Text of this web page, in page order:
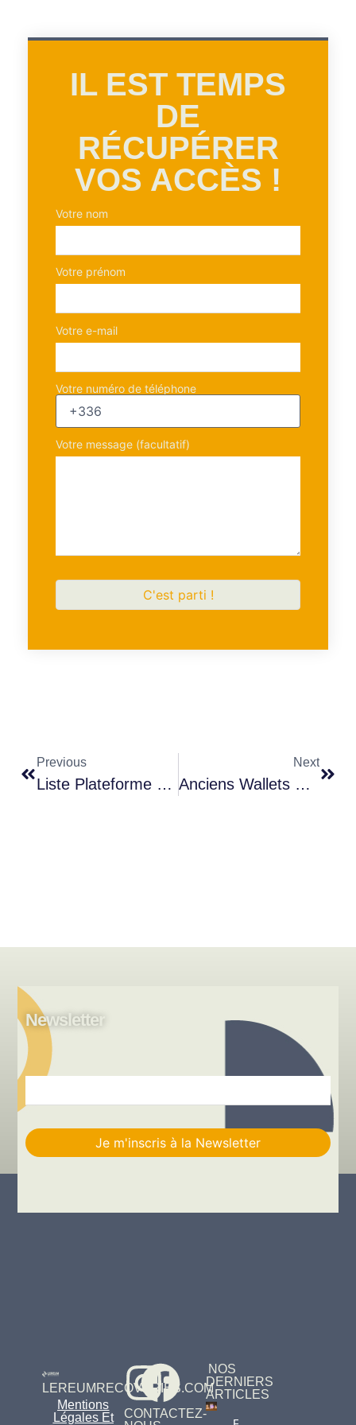
IL EST TEMPS
DE
RÉCUPÉRER
VOS ACCÈS !
Votre nom
Votre prénom
Votre e-mail
Votre numéro de téléphone
Votre message (facultatif)
Previous
Liste Plateforme Crypto PSAN : Sécuriser Et Récupérer Ses Fonds En France
Next
Anciens Wallets Bitcoin (2010-2015) : Comment Réveiller Un Wallet.dat Dormant ?
Newsletter
LEREUMRECOVERIES.COM
Mentions
Légales Et
CONTACTEZ-
NOS
DERNIERS
ARTICLES